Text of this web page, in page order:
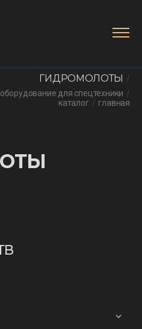
главная
каталог
для спецтехники
ГИДРОМОЛОТЫ